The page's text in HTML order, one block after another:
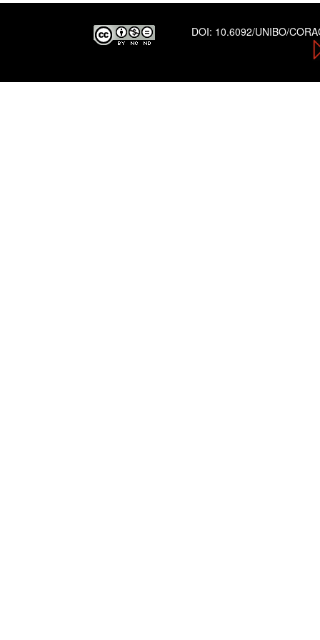
DOI: 10.6092/UNIBO/